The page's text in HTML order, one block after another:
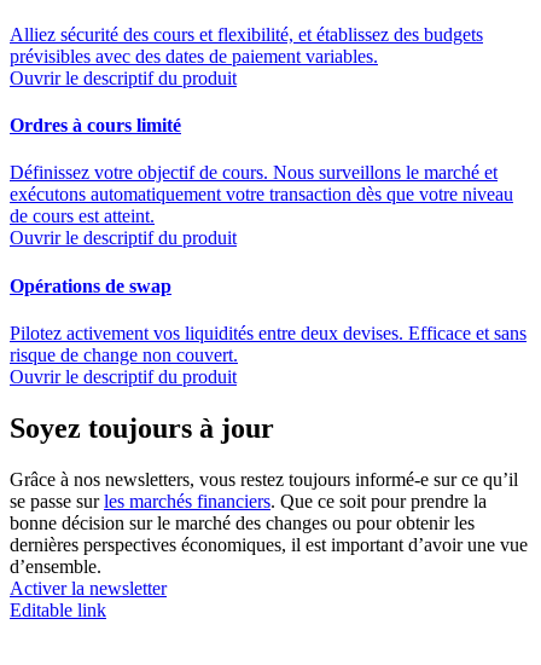
Alliez sécurité des cours et flexibilité, et établissez des budgets
prévisibles avec des dates de paiement variables.
Ouvrir le descriptif du produit
Ordres à cours limité
Définissez votre objectif de cours. Nous surveillons le marché et
exécutons automatiquement votre transaction dès que votre niveau
de cours est atteint.
Ouvrir le descriptif du produit
Opérations de swap
Pilotez activement vos liquidités entre deux devises. Efficace et sans
risque de change non couvert.
Ouvrir le descriptif du produit
Soyez toujours à jour
Grâce à nos newsletters, vous restez toujours informé-e sur ce qu’il
se passe surles marchés financiers. Que ce soit pour prendre la
bonne décision sur le marché des changes ou pour obtenir les
dernières perspectives économiques, il est important d’avoir une vue
d’ensemble.
Activer la newsletter
Editable link